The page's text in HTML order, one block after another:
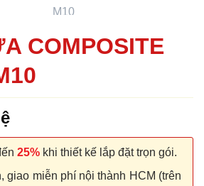
COMPOSITE
25% khi thiết kế lắp đặt trọn gói.
giao miễn phí nội thành HCM (trên